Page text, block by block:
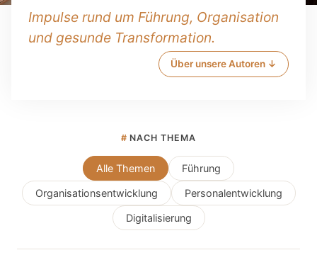
Impulse rund um Führung, Organisation
und gesunde Transformation.
Über unsere Autoren ↓
# NACH THEMA
Alle Themen Führung
Organisationsentwicklung Personalentwicklung
Digitalisierung